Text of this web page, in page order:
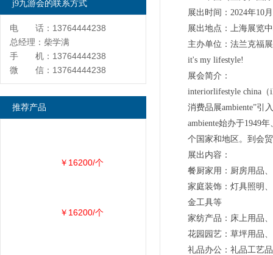
展出时间：2024年10
展出地点：上海展览
主办单位：法兰克福
it's my lifestyle!
展会简介：
interiorlifestyle china
消费品展ambiente”引
ambiente始办于1949
个国家和地区。到会
展出内容：
餐厨家用：厨房用品
家庭装饰：灯具照明
金工具等
家纺产品：床上用品
花园园艺：草坪用品
礼品办公：礼品工艺
j9九游会的联系方式
电 话：13764444238
总经理：柴学满
手 机：13764444238
微 信：13764444238
推荐产品
￥16200/个
￥16200/个